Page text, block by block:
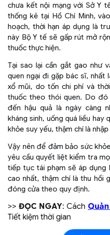
chưa kết nội mạng với Sở Y
thống kê tại Hồ Chí Minh,
hoạch, thời hạn áp dụng là
này Bộ Y tế sẽ gấp rút mở
thuốc thực hiện.
Tại sao lại cần gắt gao như
quen ngại đi gặp bác sĩ, nhất
xổ mũi, do tốn chi phí và
thuốc theo thói quen. Do
đến hậu quả là ngày càng
kháng sinh, uống quá liều hay
khỏe suy yếu, thậm chí là nhập
Vậy nên để đảm bảo sức
yêu cầu quyết liệt kiểm tra
tiếp tục tái phạm sẽ áp dụng
cao nhất, thậm chí là thu hồi
đóng cửa theo quy định.
>> ĐỌC NGAY: Cách
Tiết kiệm thời gian